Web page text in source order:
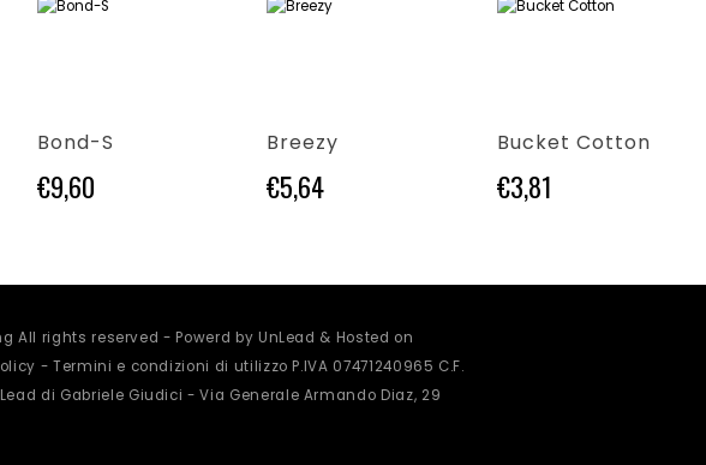
Questo prodotto ha più varianti. Le opzioni possono essere scelte nella pagina del prodotto
Bond-S
€9,60
Questo prodotto ha più varianti. Le opzioni possono essere scelte nella pagina del prodotto
Breezy
€5,64
Questo prodotto ha più varianti. Le opzioni possono essere scelte nella pagina del prodotto
Bucket Cotton
€3,81
All rights reserved - Powerd by UnLead & Hosted on
-Termini e condizioni di utilizzo P.IVA 07471240965 C.F.
di Gabriele Giudici - Via Generale Armando Diaz, 29